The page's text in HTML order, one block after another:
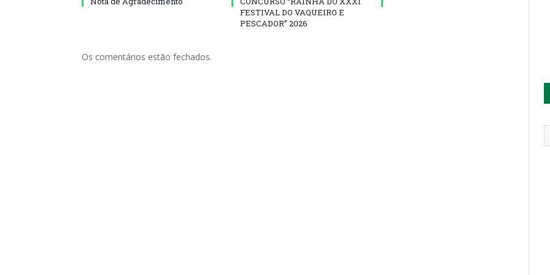
FESTIVAL DO VAQUEIRO E
PESCADOR” 2026
Os comentários estão fechados.